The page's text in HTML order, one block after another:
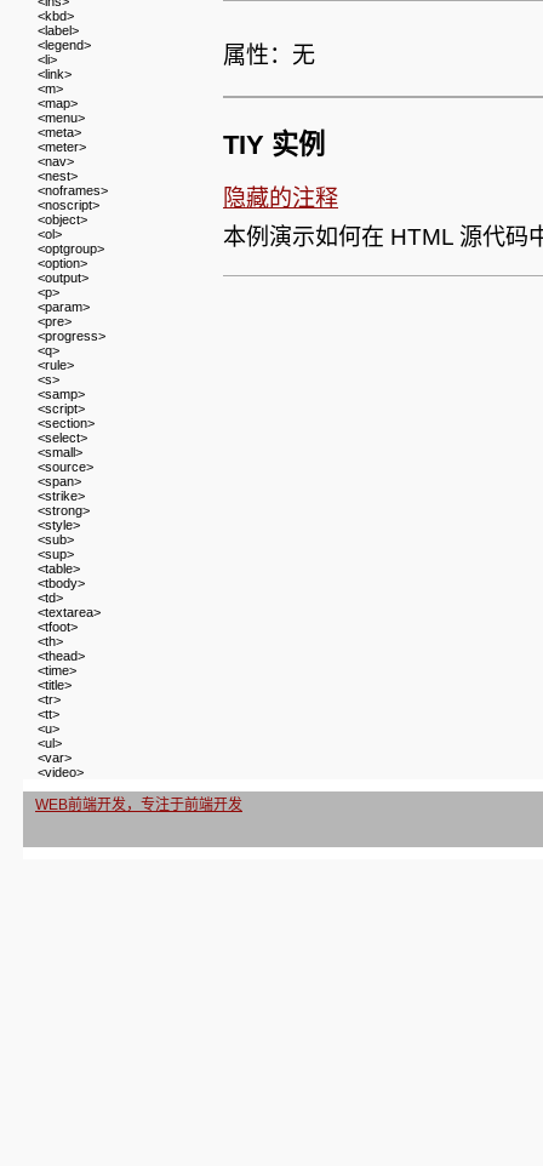
<kbd>
<label>
<legend>
<li>
<link>
<m>
<map>
<menu>
<meta>
<meter>
<nav>
<nest>
<noframes>
<noscript>
<object>
<ol>
<optgroup>
<option>
<output>
<p>
<param>
<pre>
<progress>
<q>
<rule>
<s>
<samp>
<script>
<section>
<select>
<small>
<source>
<span>
<strike>
<strong>
<style>
<sub>
<sup>
<table>
<tbody>
<td>
<textarea>
<tfoot>
<th>
<thead>
<time>
<title>
<tr>
<tt>
<u>
<ul>
<var>
<video>
属性：无
TIY 实例
隐藏的注释
本例演示如何在 HTML 源代码
WEB前端开发，专注于前端开发